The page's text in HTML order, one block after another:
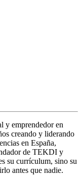
y emprendedor en
creando y liderando
en España,
de TEKDI y
su currículum, sino su
antes que nadie.